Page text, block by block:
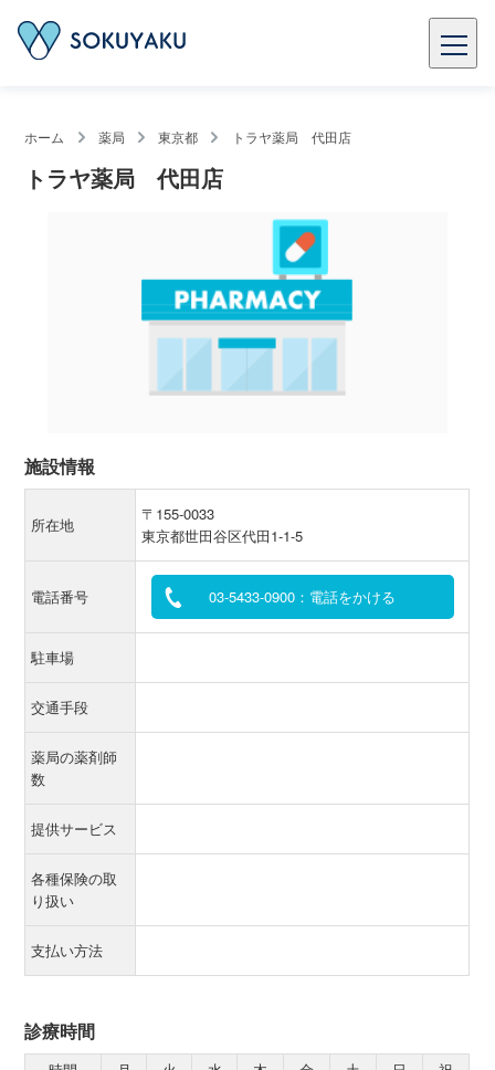
ホーム 薬局 東京都 トラヤ薬局 代田店
トラヤ薬局 代田店
施設情報
所在地
〒155-0033
東京都世田谷区代田1-1-5
電話番号 03-5433-0900：電話をかける
駐車場
交通手段
薬局の薬剤師
数
提供サービス
各種保険の取
り扱い
支払い方法
診療時間